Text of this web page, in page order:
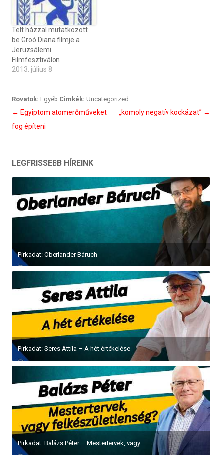
Telt házzal mutatkozott
be Groó Diana filmje a
Jeruzsálemi
Filmfesztiválon
2013. július 8
Rovatok: Egyéb Cimkék: Uncategorized
Bejegyzés
navigáció
← Egyiptom atomerőműveket
fog építeni
„komoly negatív kockázat” →
LEGFRISSEBB HÍREINK
Pirkadat: Oberlander Báruch
Pirkadat: Seres Attila – A hét értékelése
Pirkadat: Balázs Péter – Mestertervek, vagy...